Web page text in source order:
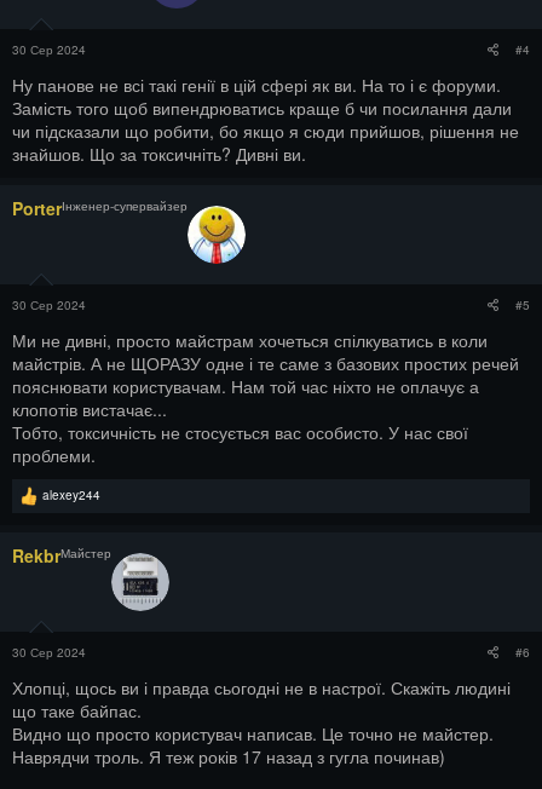
30 Сер 2024 #4
Ну панове не всі такі генії в цій сфері як ви. На то і є форуми.
Замість того щоб випендрюватись краще б чи посилання дали
чи підсказали що робити, бо якщо я сюди прийшов, рішення не
знайшов. Що за токсичніть? Дивні ви.
PorterІнженер-супервайзер
30 Сер 2024 #5
Ми не дивні, просто майстрам хочеться спілкуватись в коли
майстрів. А не ЩОРАЗУ одне і те саме з базових простих речей
пояснювати користувачам. Нам той час ніхто не оплачує а
клопотів вистачає...
Тобто, токсичність не стосується вас особисто. У нас свої
проблеми.
Р
ц
alexey244
RekbrМайстер
30 Сер 2024 #6
Хлопці, щось ви і правда сьогодні не в настрої. Скажіть людині
що таке байпас.
Видно що просто користувач написав. Це точно не майстер.
Наврядчи троль. Я теж років 17 назад з гугла починав)